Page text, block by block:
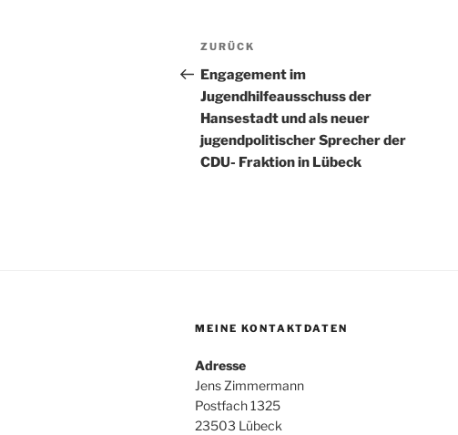
Beitragsnavigation
Vorheriger
Beitrag
ZURÜCK
Engagement im
Jugendhilfeausschuss der
Hansestadt und als neuer
jugendpolitischer Sprecher der
CDU- Fraktion in Lübeck
MEINE KONTAKTDATEN
Adresse
Jens Zimmermann
Postfach 1325
23503 Lübeck